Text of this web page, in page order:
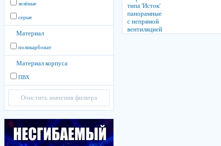
зелёные
серые
Материал
поликарбонат
Материал корпуса
ПВХ
Очистить значения фильтра